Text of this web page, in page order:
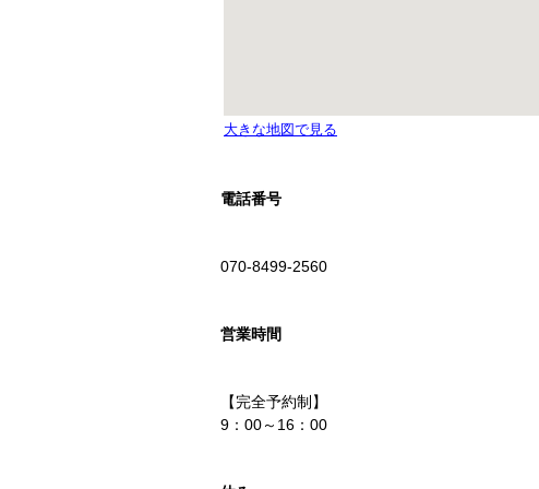
電話番号
070-8499-2560
営業時間
【完全予約制】
9：00～16：00